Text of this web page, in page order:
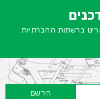
ברשתות החברתיות
הירשם